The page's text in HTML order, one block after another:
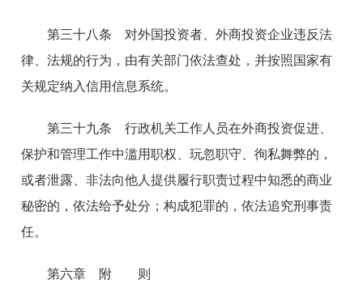
第三十八条 对外国投资者、外商投资企业违反法
律、法规的行为，由有关部门依法查处，并按照国家有
关规定纳入信用信息系统。
第三十九条 行政机关工作人员在外商投资促进、
保护和管理工作中滥用职权、玩忽职守、徇私舞弊的，
或者泄露、非法向他人提供履行职责过程中知悉的商业
秘密的，依法给予处分；构成犯罪的，依法追究刑事责
任。
第六章 附 则